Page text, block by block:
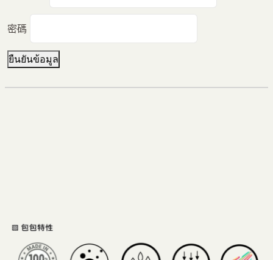
密碼
ยืนยันข้อมูล